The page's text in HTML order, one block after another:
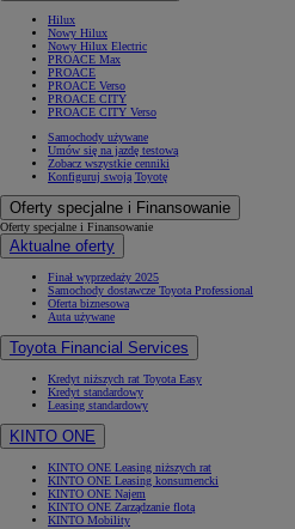
Hilux
Nowy Hilux
Nowy Hilux Electric
PROACE Max
PROACE
PROACE Verso
PROACE CITY
PROACE CITY Verso
Samochody używane
Umów się na jazdę testową
Zobacz wszystkie cenniki
Konfiguruj swoją Toyotę
Oferty specjalne i Finansowanie
Oferty specjalne i Finansowanie
Aktualne oferty
Finał wyprzedaży 2025
Samochody dostawcze Toyota Professional
Oferta biznesowa
Auta używane
Toyota Financial Services
Kredyt niższych rat Toyota Easy
Kredyt standardowy
Leasing standardowy
KINTO ONE
KINTO ONE Leasing niższych rat
KINTO ONE Leasing konsumencki
KINTO ONE Najem
KINTO ONE Zarządzanie flotą
KINTO Mobility